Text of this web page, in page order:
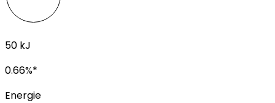
50 kJ
0.66%*
Energie